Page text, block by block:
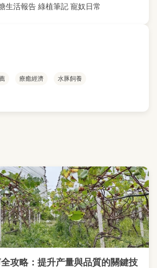
生活報告 綠植筆記 寵奴日常
療癒經濟 水豚飼養
攻略：提升产量與品質的關鍵技